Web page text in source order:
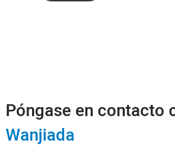
Póngase en contacto
Wanjiada